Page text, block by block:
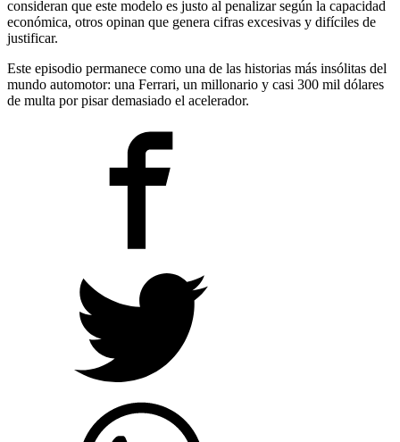
consideran que este modelo es justo al penalizar según la capacidad
económica, otros opinan que genera cifras excesivas y difíciles de
justificar.
Este episodio permanece como una de las historias más insólitas del
mundo automotor: una Ferrari, un millonario y casi 300 mil dólares
de multa por pisar demasiado el acelerador.